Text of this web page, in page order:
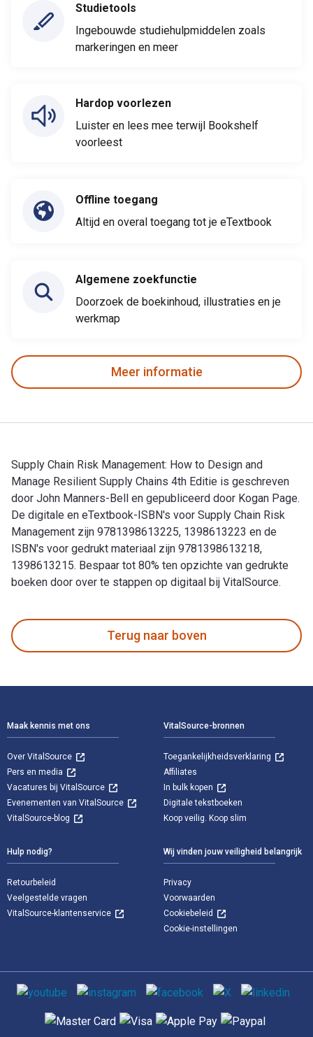
Studietools
Ingebouwde studiehulpmiddelen zoals
markeringen en meer
Hardop voorlezen
Luister en lees mee terwijl Bookshelf
voorleest
Offline toegang
Altijd en overal toegang tot je eTextbook
Algemene zoekfunctie
Doorzoek de boekinhoud, illustraties en je
werkmap
Meer informatie
Supply Chain Risk Management: How to Design and
Manage Resilient Supply Chains 4th Editie is geschreven
door John Manners-Bell en gepubliceerd door Kogan Page.
De digitale en eTextbook-ISBN's voor Supply Chain Risk
Management zijn 9781398613225, 1398613223 en de
ISBN's voor gedrukt materiaal zijn 9781398613218,
1398613215. Bespaar tot 80% ten opzichte van gedrukte
boeken door over te stappen op digitaal bij VitalSource.
Terug naar boven
Maak kennis met ons
Over VitalSource
Pers en media
Vacatures bij VitalSource
Evenementen van VitalSource
VitalSource-blog
VitalSource-bronnen
Toegankelijkheidsverklaring
Affiliates
In bulk kopen
Digitale tekstboeken
Koop veilig. Koop slim
Hulp nodig?
Retourbeleid
Veelgestelde vragen
VitalSource-klantenservice
Wij vinden jouw veiligheid belangrijk
Privacy
Voorwaarden
Cookiebeleid
Cookie-instellingen
Sociale media
Ondersteunde betaalmethoden